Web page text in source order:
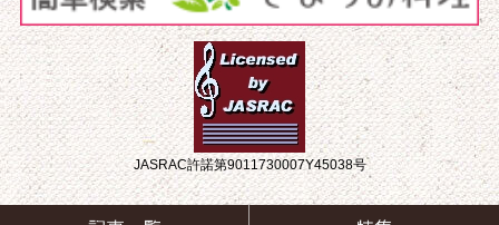
JASRAC許諾第9011730007Y45038号